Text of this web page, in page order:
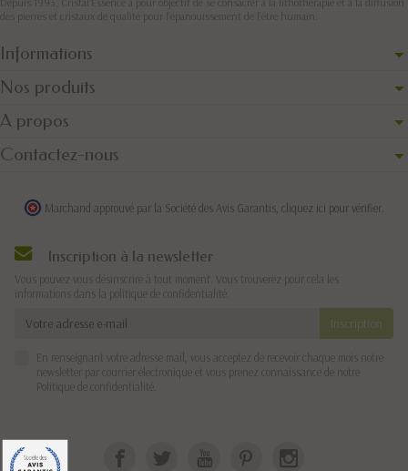
des pierres et cristaux de qualité pour l’épanouissement de l’être humain.
Informations
Nos produits
A propos
Contactez-nous
Marchand approuvé par la Société des Avis Garantis, cliquez ici pour vérifier
Inscription à la newsletter
Vous pouvez vous désinscrire à tout moment. Vous trouverez pour cela les
informations dans la politique de confidentialité.
En renseignant votre adresse mail, vous acceptez de recevoir chaque mois notre
newsletter par courrier électronique et vous prenez connaissance de notre
Politique de confidentialité